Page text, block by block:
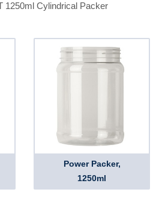
1250ml Cylindrical Packer
Power Packer,
1250ml